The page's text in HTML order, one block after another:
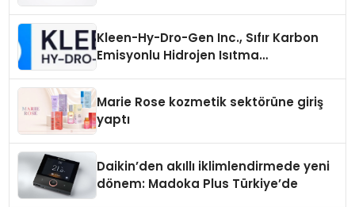
Kleen-Hy-Dro-Gen Inc., Sıfır Karbon
Emisyonlu Hidrojen Isıtma
Marie Rose kozmetik sektörüne giriş
yaptı
Daikin’den akıllı iklimlendirmede yeni
dönem: Madoka Plus Türkiye’de